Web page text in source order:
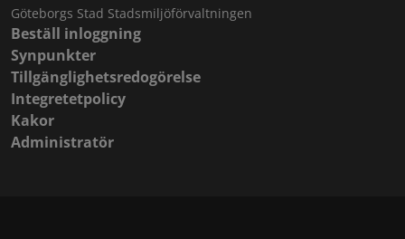
Göteborgs Stad Stadsmiljöförvaltningen
Beställ inloggning
Synpunkter
Tillgänglighetsredogörelse
Integretetpolicy
Kakor
Administratör